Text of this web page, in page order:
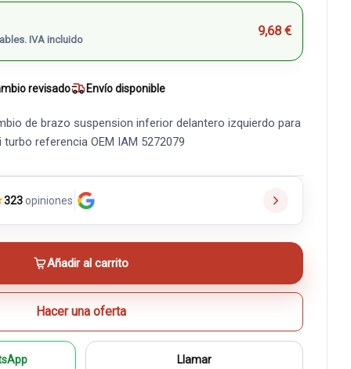
IVA incluido
9,68 €
revisado Envío disponible
de brazo suspension inferior delantero izquierdo para
referencia OEM IAM 5272079
323opiniones
Añadir al carrito
Hacer una oferta
Llamar